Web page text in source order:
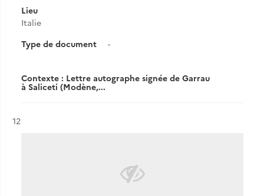
Lieu
Italie
Type de document
-
Contexte : Lettre autographe signée de Garrau
à Saliceti (Modène,...
Résultat n°
12